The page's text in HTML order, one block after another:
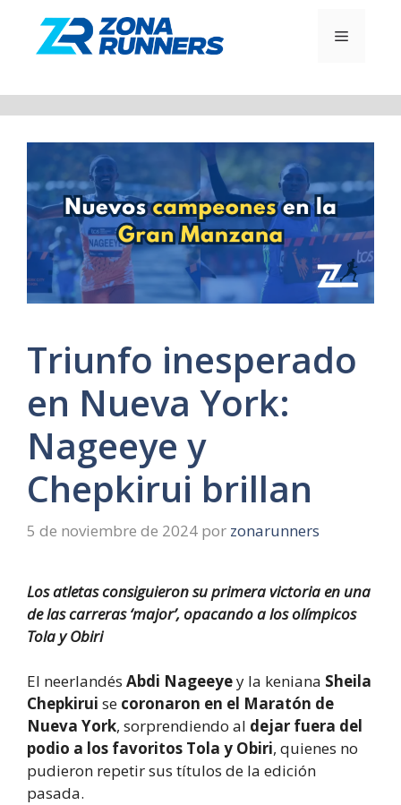
contenido
MENÚ
Triunfo inesperado
en Nueva York:
Nageeye y
Chepkirui brillan
5 de noviembre de 2024 por zonarunners
Los atletas consiguieron su primera victoria en una
de las carreras ‘major’, opacando a los olímpicos
Tola y Obiri
El neerlandés Abdi Nageeyey la keniana Sheila
Chepkirui se coronaron en el Maratón de
Nueva York, sorprendiendo al dejar fuera del
podio a los favoritos Tola y Obiri, quienes no
pudieron repetir sus títulos de la edición
pasada.